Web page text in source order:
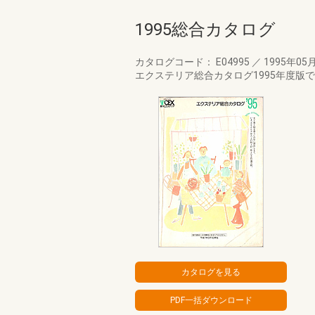
1995総合カタログ
カタログコード： E04995 ／ 1995年05月
エクステリア総合カタログ1995年度版で